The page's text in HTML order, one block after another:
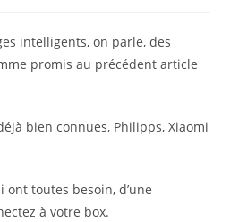
intelligents, on parle, des
promis au précédent article
bien connues, Philipps, Xiaomi
ont toutes besoin, d’une
à votre box.